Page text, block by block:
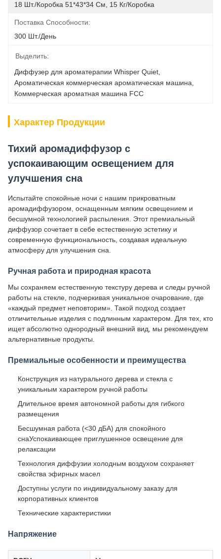
18 Шт./коробка 51*43*34 См, 15 Кг/коробка
Поставка Способности:
300 Шт./день
Выделить:
Диффузер для ароматерапии Whisper Quiet
Ароматическая коммерческая ароматическая машина
Коммерческая ароматная машина FCC
Характер Продукции
Тихий аромадиффузор с
успокаивающим освещением для
улучшения сна
Испытайте спокойные ночи с нашим прикроватным
аромадиффузором, оснащенным мягким освещением и
бесшумной технологией распыления. Этот премиальный
диффузор сочетает в себе естественную эстетику и
современную функциональность, создавая идеальную
атмосферу для улучшения сна.
Ручная работа и природная красота
Мы сохраняем естественную текстуру дерева и следы ручной
работы на стекле, подчеркивая уникальное очарование, где
«каждый предмет неповторим». Такой подход создает
отличительные изделия с подлинным характером. Для тех, кто
ищет абсолютно однородный внешний вид, мы рекомендуем
альтернативные продукты.
Премиальные особенности и преимущества
Конструкция из натурального дерева и стекла с
уникальным характером ручной работы
Длительное время автономной работы для гибкого
размещения
Бесшумная работа (<30 дБА) для спокойного
снаУспокаивающее приглушенное освещение для
релаксации
Технология диффузии холодным воздухом сохраняет
свойства эфирных масел
Доступны услуги по индивидуальному заказу для
корпоративных клиентов
Технические характеристики
Напряжение